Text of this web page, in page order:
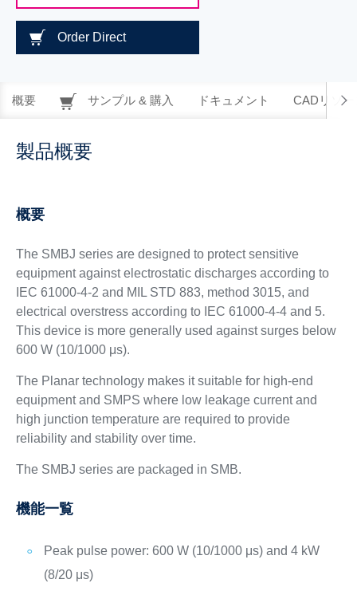
Order Direct
概要 サンプル & 購入 ドキュメント CADリソー
製品概要
概要
The SMBJ series are designed to protect sensitive
equipment against electrostatic discharges according to
IEC 61000-4-2 and MIL STD 883, method 3015, and
electrical overstress according to IEC 61000-4-4 and 5.
This device is more generally used against surges below
600 W (10/1000 μs).
The Planar technology makes it suitable for high-end
equipment and SMPS where low leakage current and
high junction temperature are required to provide
reliability and stability over time.
The SMBJ series are packaged in SMB.
機能一覧
Peak pulse power: 600 W (10/1000 μs) and 4 kW
(8/20 μs)